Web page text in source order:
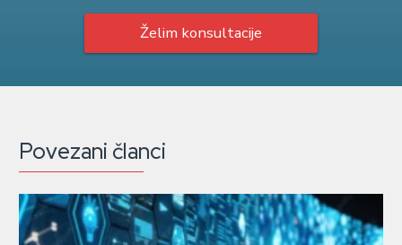
Želim konsultacije
Povezani članci